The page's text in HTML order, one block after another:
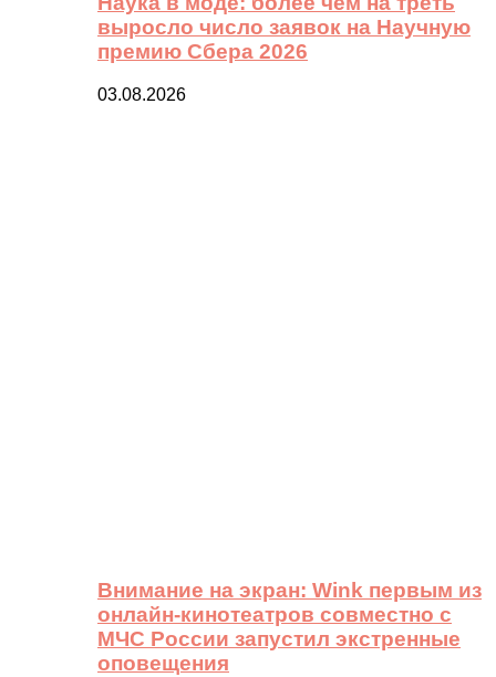
выросло число заявок на Научную
премию Сбера 2026
03.08.2026
Внимание на экран: Wink первым из
онлайн-кинотеатров совместно с
МЧС России запустил экстренные
оповещения